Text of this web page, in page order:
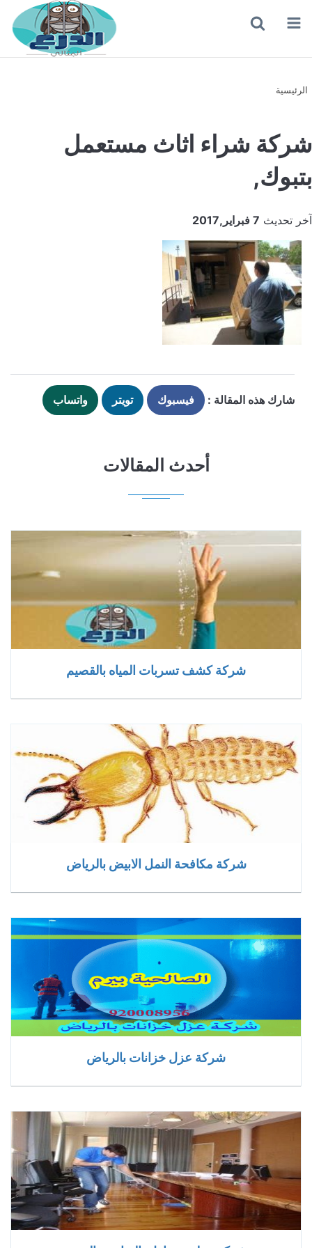
القائمة
الرئيسية
شركة شراء اثاث مستعمل
بتبوك,
آخر تحديث 7 فبراير,2017
شارك هذه المقالة : فيسبوك تويتر واتساب
أحدث المقالات
شركة كشف تسربات المياه بالقصيم
شركة مكافحة النمل الابيض بالرياض
شركة عزل خزانات بالرياض